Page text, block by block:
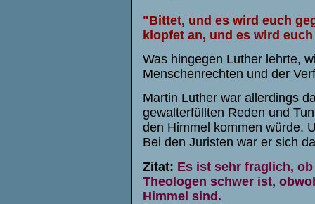
"Bittet, und es wird euch
klopfet an, und es wird
Was hingegen Luther lehrte,
Menschenrechten und der
Martin Luther war allerdings
gewalterfüllten Reden und
den Himmel kommen würde.
Bei den Juristen war er sich
Zitat: Es ist sehr fraglich,
Theologen schwer ist,
Himmel sind.